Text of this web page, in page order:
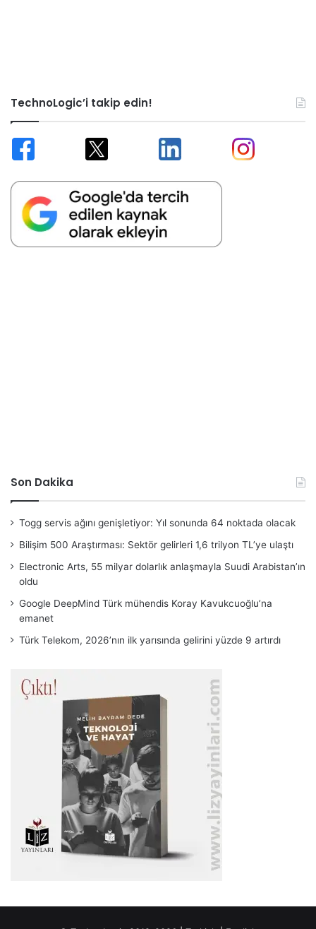
TechnoLogic’i takip edin!
Son Dakika
Togg servis ağını genişletiyor: Yıl sonunda 64 noktada olacak
Bilişim 500 Araştırması: Sektör gelirleri 1,6 trilyon TL’ye ulaştı
Electronic Arts, 55 milyar dolarlık anlaşmayla Suudi Arabistan’ın
oldu
Google DeepMind Türk mühendis Koray Kavukcuoğlu’na
emanet
Türk Telekom, 2026’nın ilk yarısında gelirini yüzde 9 artırdı